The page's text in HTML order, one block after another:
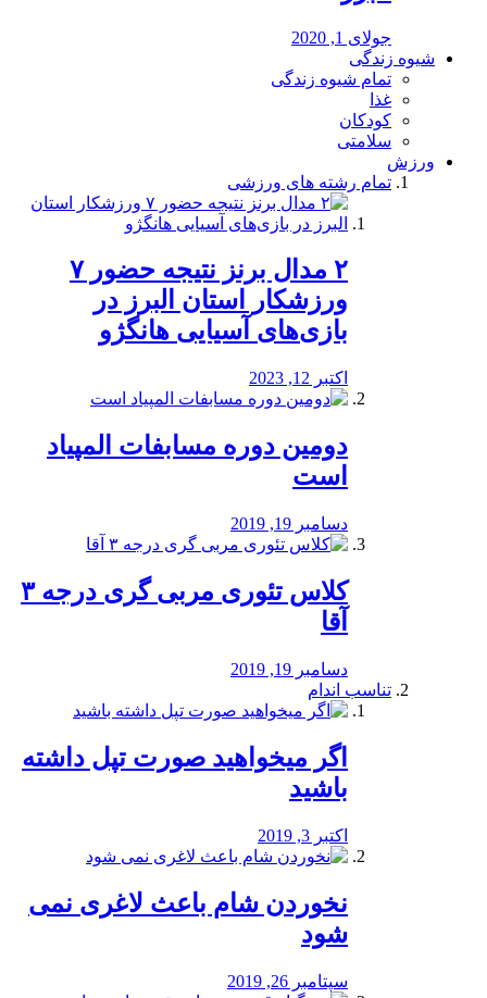
جولای 1, 2020
شیوه زندگی
تمام شیوه زندگی
غذا
کودکان
سلامتی
ورزش
تمام رشته های ورزشی
۲ مدال برنز نتیجه حضور ۷
ورزشکار استان البرز در
بازی‌های آسیایی هانگژو
اکتبر 12, 2023
دومین دوره مسابفات المپیاد
است
دسامبر 19, 2019
کلاس تئوری مربی گری درجه ۳
آقا
دسامبر 19, 2019
تناسب اندام
اگر میخواهید صورت تپل داشته
باشید
اکتبر 3, 2019
نخوردن شام باعث لاغری نمی
‌شود
سپتامبر 26, 2019